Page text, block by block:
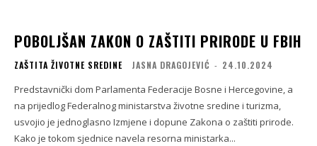
POBOLJŠAN ZAKON O ZAŠTITI PRIRODE U FBIH
ZAŠTITA ŽIVOTNE SREDINE JASNA DRAGOJEVIĆ - 24.10.2024
Predstavnički dom Parlamenta Federacije Bosne i Hercegovine, a
na prijedlog Federalnog ministarstva životne sredine i turizma,
usvojio je jednoglasno Izmjene i dopune Zakona o zaštiti prirode.
Kako je tokom sjednice navela resorna ministarka...